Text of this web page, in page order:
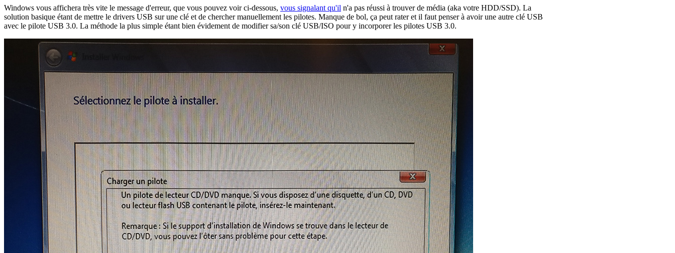
Windows vous affichera très vite le message d'erreur, que vous pouvez voir ci-dessous, vous signalant qu'il n'a pas réussi à trouver de média (aka votre HDD/SSD). La
solution basique étant de mettre le drivers USB sur une clé et de chercher manuellement les pilotes. Manque de bol, ça peut rater et il faut penser à avoir une autre clé USB
avec le pilote USB 3.0. La méthode la plus simple étant bien évidement de modifier sa/son clé USB/ISO pour y incorporer les pilotes USB 3.0.